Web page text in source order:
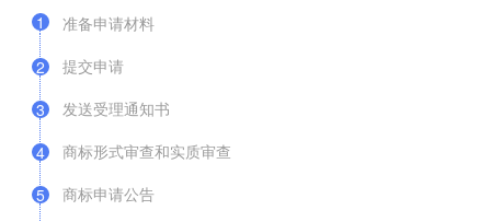
1
准备申请材料
2
提交申请
3
发送受理通知书
4
商标形式审查和实质审查
5
商标申请公告